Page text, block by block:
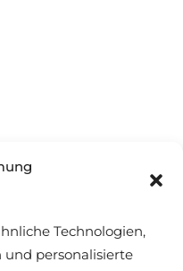
Technologien,
und personalisierte